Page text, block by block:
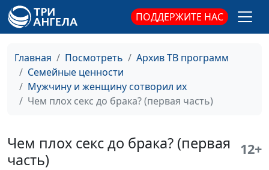
ПОДДЕРЖИТЕ НАС
Главная Посмотреть
Архив ТВ программ
Семейные ценности
Мужчину и женщину сотворил их
Чем плох секс до брака? (первая часть)
Чем плох секс до брака? (первая
часть)
12+
психолог, консультант по
семейным отношениям
ли у него будущее?
Людмила Верлан,
психолог, консультант по
семейным отношениям
психолог, консультант по